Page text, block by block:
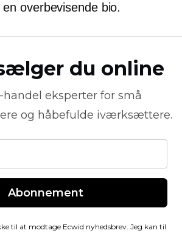
overbevisende bio.
du online
handel eksperter for små
og håbefulde iværksættere.
Abonnement
til at modtage Ecwid nyhedsbrev. Jeg kan til